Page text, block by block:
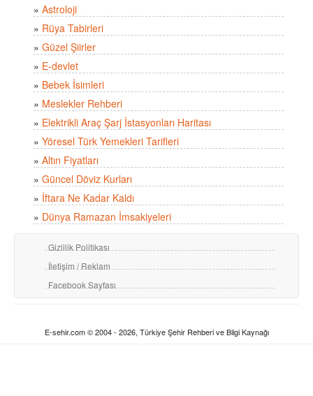
» Astroloji
» Rüya Tabirleri
» Güzel Şiirler
» E-devlet
» Bebek İsimleri
» Meslekler Rehberi
» Elektrikli Araç Şarj İstasyonları Haritası
» Yöresel Türk Yemekleri Tarifleri
» Altın Fiyatları
» Güncel Döviz Kurları
» İftara Ne Kadar Kaldı
» Dünya Ramazan İmsakiyeleri
Gizlilik Politikası
İletişim / Reklam
Facebook Sayfası
E-sehir.com © 2004 - 2026, Türkiye Şehir Rehberi ve Bilgi Kaynağı